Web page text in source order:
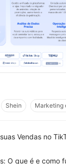
Shein
O que é e como